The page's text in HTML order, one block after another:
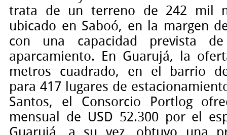
trata de un terreno de 242 mil
ubicado en Saboó, en la margen
con una capacidad prevista
aparcamiento. En Guarujá, la
metros cuadrado, en el barrio de
para 417 lugares de
Santos, el
Consorcio Portlog
mensual de USD 52.300 por el